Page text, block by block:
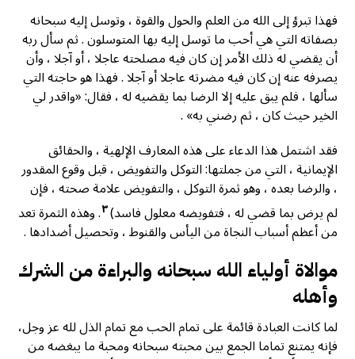
فهذا تبرؤ إلى الله من العلم والحول والقوة ، وتوسل إليه سبحانه
بصفاته التي هي أحب ما توسل إليه بها المتوسلون . ثم سأل ربه
أن يقضي له ذلك الأمر إن كان فيه مصلحته عاجلا ، أو آجلا ، وأن
يصرفه عنه إن كان فيه مضرته عاجلا أو آجلا . فهذا هو حاجته التي
سألها ، فلم يبق عليه إلا الرضا بما يقضيه له ، فقال: «واقدر لي
الخير حيث كان ، ثم رضني به» .
فقد اشتمل هذا الدعاء على هذه المعارف الإلهية ، والحقائق
الإيمانية ، التي من جملتها: التوكل والتفويض ، قبل وقوع المقدور
، والرضا بعده ، وهو ثمرة التوكل ، والتفويض علامة صحته ، فإن
لم يرض بما قضي له ، فتفويضه معلول فاسد)٣. وهذه الثمرة تعد
من أعظم أسباب النجاة من اليأس والقنوط ، وتحصيل أضدادها .
موالاة أولياء الله سبحانه والبراءة من الشرك
وأهله
لما كانت العبادة قائمة على تمام الحب مع تمام الذل لله عز وجل،
فإنه يمتنع تماما الجمع بين محبته سبحانه ومحبة ما يبغضه من